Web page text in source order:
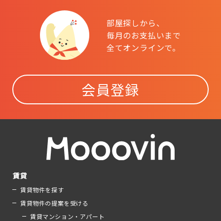
部屋探しから、
毎月のお支払いまで
全てオンラインで。
会員登録
賃貸
賃貸物件を探す
賃貸物件の提案を受ける
賃貸マンション・アパート